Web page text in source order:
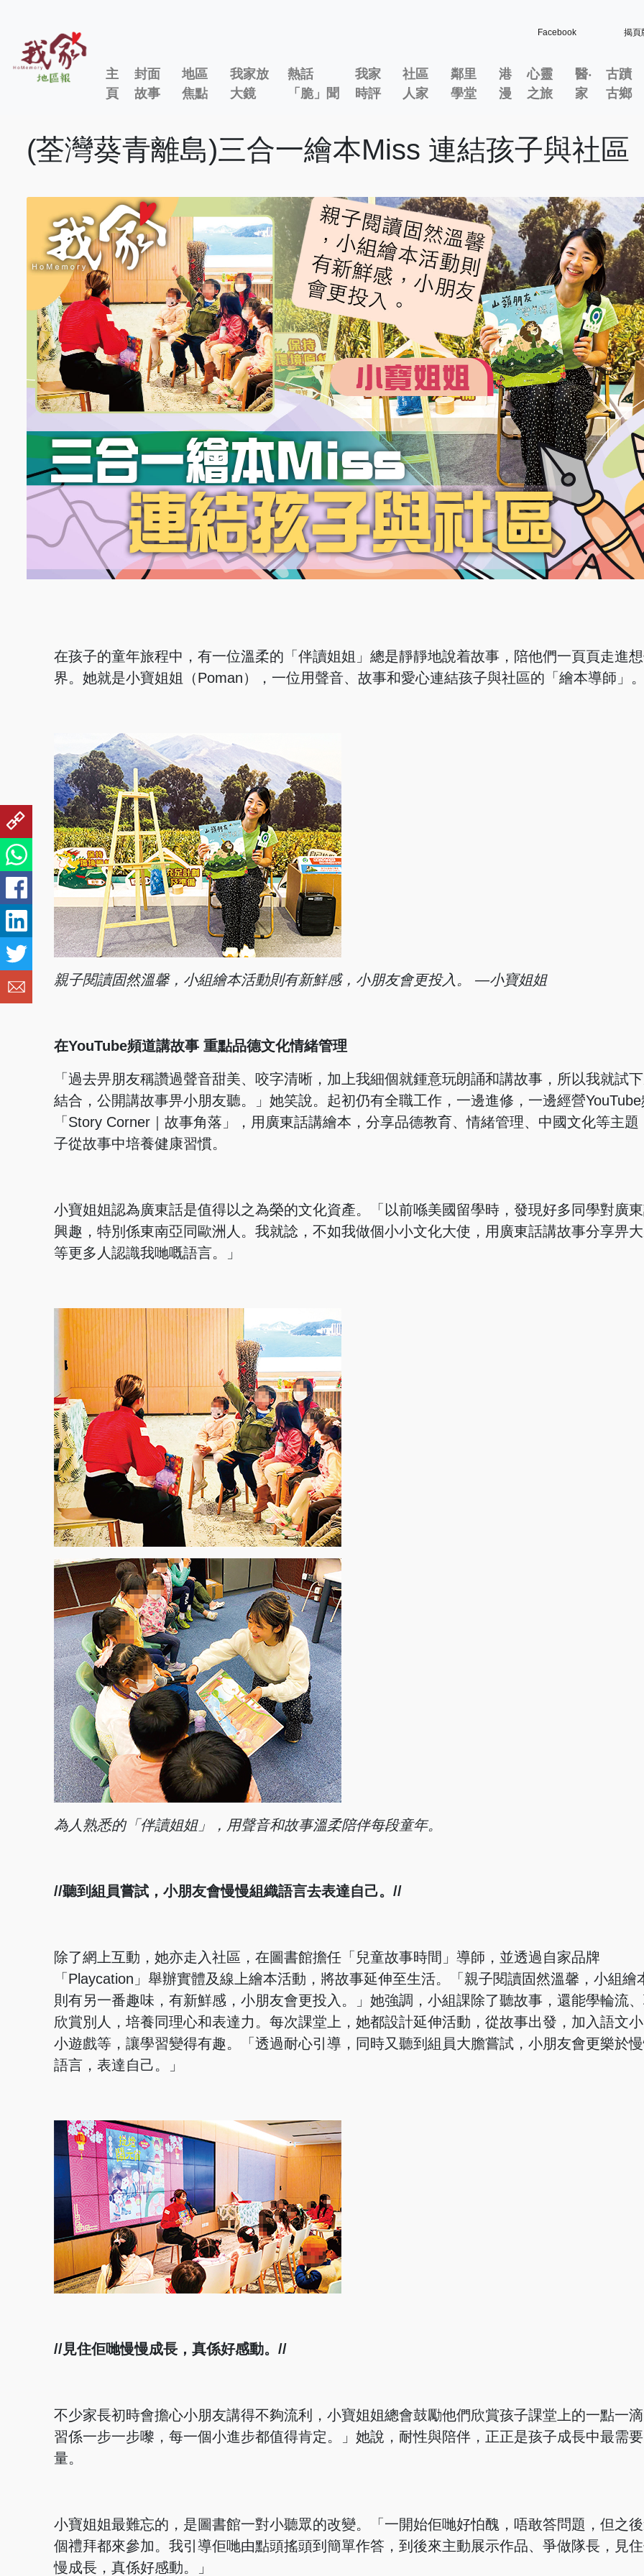
Facebook 揭頁
主
頁
封面
故事
地區
焦點
我家放
大鏡
熱話
「脆」聞
我家
時評
社區
人家
鄰里
學堂
港
漫
心靈
之旅
醫‧
家
古蹟
古鄉
(荃灣葵青離島)三合一繪本Miss 連結孩子與社區
在孩子的童年旅程中，有一位溫柔的「伴讀姐姐」總是靜靜地說着故事，陪他們一頁頁走進
界。她就是小寶姐姐（Poman），一位用聲音、故事和愛心連結孩子與社區的「繪本導師」
親子閱讀固然溫馨，小組繪本活動則有新鮮感，小朋友會更投入。 —小寶姐姐
在YouTube頻道講故事 重點品德文化情緒管理
「過去畀朋友稱讚過聲音甜美、咬字清晰，加上我細個就鍾意玩朗誦和講故事，所以我就試
結合，公開講故事畀小朋友聽。」她笑說。起初仍有全職工作，一邊進修，一邊經營
「Story Corner｜故事角落」，用廣東話講繪本，分享品德教育、情緒管理、中國文化等主題
子從故事中培養健康習慣。
小寶姐姐認為廣東話是值得以之為榮的文化資產。「以前喺美國留學時，發現好多同學對廣
興趣，特別係東南亞同歐洲人。我就諗，不如我做個小小文化大使，用廣東話講故事分享畀
等更多人認識我哋嘅語言。」
為人 熟悉的「伴讀姐姐」 ， 用聲音和故事溫柔陪伴每段童年。
//聽到組員嘗試，小朋友會慢慢組織語言去表達自己。//
除了網上互動，她亦走入社區，在圖書館擔任「兒童故事時間」導師，並透過自家品牌
「Playcation」舉辦實體及線上繪本活動，將故事延伸至生活。「親子閱讀固然溫馨，小組繪
則有另一番趣味，有新鮮感，小朋友會更投入。」她強調，小組課除了聽故事，還能學輪流
欣賞別人，培養同理心和表達力。每次課堂上，她都設計延伸活動，從故事出發，加入語文
小遊戲等，讓學習變得有趣。「透過耐心引導，同時又聽到組員大膽嘗試，小朋友會更樂於
語言，表達自己。」
//見住佢哋慢慢成長，真係好感動。//
不少家長初時會擔心小朋友講得不夠流利，小寶姐姐總會鼓勵他們欣賞孩子課堂上的一點一
習係一步一步嚟，每一個小進步都值得肯定。」她說，耐性與陪伴，正正是孩子成長中最需
量。
小寶姐姐最難忘的，是圖書館一對小聽眾的改變。「一開始佢哋好怕醜，唔敢答問題，但之
個禮拜都來參加。我引導佢哋由點頭搖頭到簡單作答，到後來主動展示作品、爭做隊長，見
慢成長，真係好感動。」